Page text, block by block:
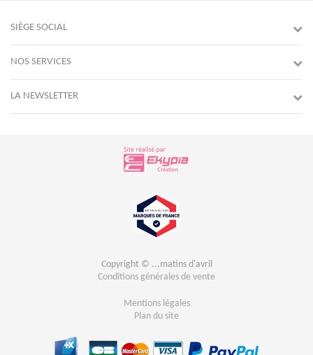
SIÈGE SOCIAL
NOS SERVICES
LA NEWSLETTER
Copyright © ...matins d'avril
Conditions générales de vente
Mentions légales
Plan du site